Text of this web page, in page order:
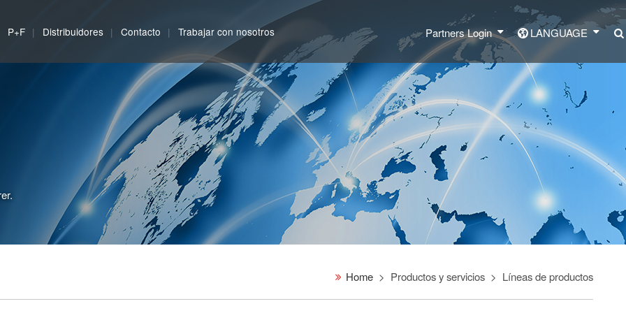
P+F Distribuidores Contacto Trabajar con nosotros Partners Login LANGUAGE
Home Productos y servicios Líneas de productos